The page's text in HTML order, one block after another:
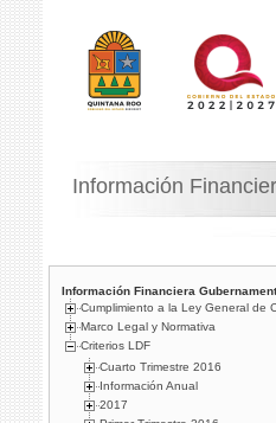
Información
Información Financiera
Cumplimiento a la Ley General de
Marco Legal y Normativa
Criterios LDF
Cuarto Trimestre 2016
Información Anual
2017